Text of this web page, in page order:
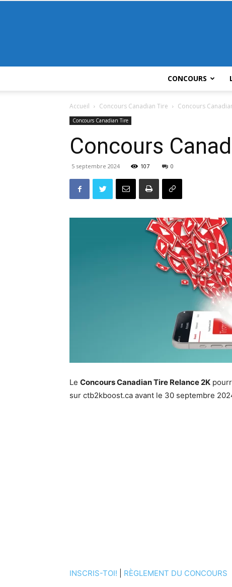
CONCOURS
Accueil Concours Canadian Tire Concours
Concours Canadian Tire
Concours
5 septembre 2024 107 0
Le Concours Canadian Tire Relance 2K
sur ctb2kboost.ca avant le 30 septembre
INSCRIS-TOI! RÈGLEMENT DU CONCOURS